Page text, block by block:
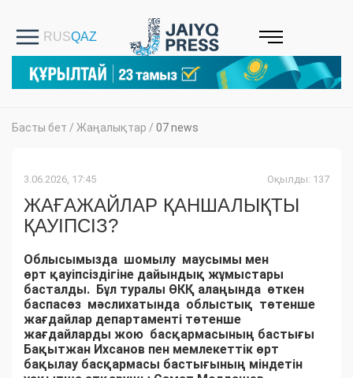
Басты бет / Жаңалықтар / 07 news
3.06.2026, 17:45 Оқылды: 137
ЖАҒАЖАЙЛАР ҚАНШАЛЫҚТЫ
ҚАУІПСІЗ?
Облысымызда шомылу маусымы мен
өрт қауіпсіздігіне дайындық жұмыстары
басталды. Бұл туралы ӨКҚ алаңында өткен
баспасөз мәслихатында облыстық төтенше
жағдайлар департаменті төтенше
жағдайларды жою басқармасының бастығы
Бақытжан Ихсанов пен мемлекеттік өрт
бақылау басқармасы бастығының міндетін